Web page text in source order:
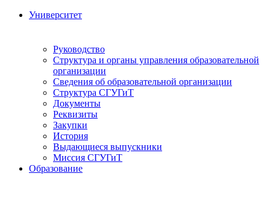
Университет
Руководство
Структура и органы управления образовательной
организации
Сведения об образовательной организации
Структура СГУГиТ
Документы
Реквизиты
Закупки
История
Выдающиеся выпускники
Миссия СГУГиТ
Образование